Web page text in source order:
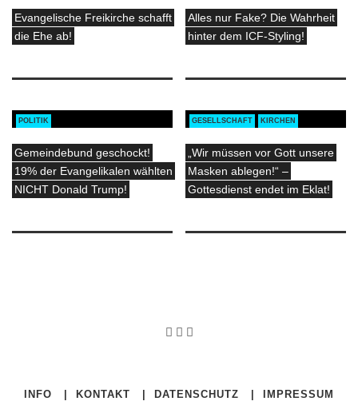
Evangelische Freikirche schafft
die Ehe ab!
Alles nur Fake? Die Wahrheit
hinter dem ICF-Styling!
POLITIK
Gemeindebund geschockt!
19% der Evangelikalen wählten
NICHT Donald Trump!
GESELLSCHAFT KIRCHEN
„Wir müssen vor Gott unsere
Masken ablegen!“ –
Gottesdienst endet im Eklat!
INFO | KONTAKT | DATENSCHUTZ | IMPRESSUM